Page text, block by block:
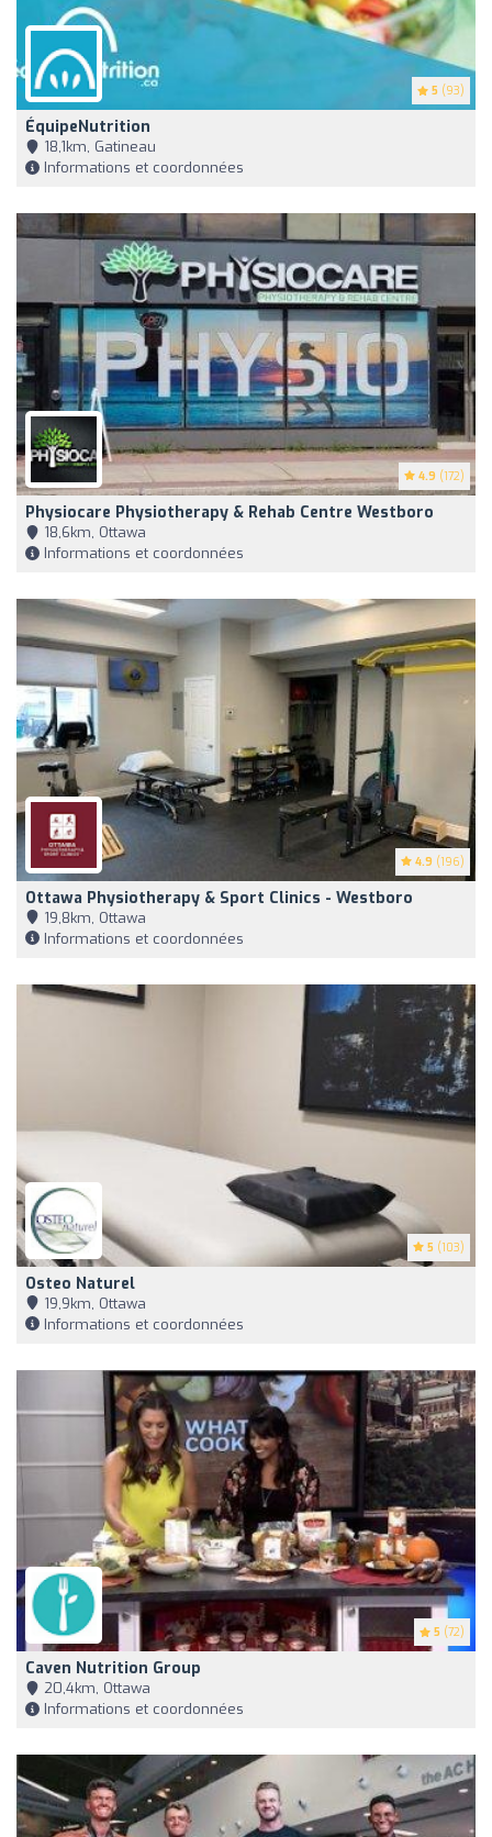
5 (93)
ÉquipeNutrition
18,1km, Gatineau
Informations et coordonnées
4.9 (172)
Physiocare Physiotherapy & Rehab Centre Westboro
18,6km, Ottawa
Informations et coordonnées
4.9 (196)
Ottawa Physiotherapy & Sport Clinics - Westboro
19,8km, Ottawa
Informations et coordonnées
5 (103)
Osteo Naturel
19,9km, Ottawa
Informations et coordonnées
5 (72)
Caven Nutrition Group
20,4km, Ottawa
Informations et coordonnées